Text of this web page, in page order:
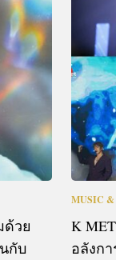
ACTIVITIES
&
EVENT
DEAL
ด้วย
กับ
MUSIC
K
อลังก